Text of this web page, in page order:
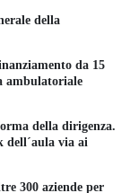
della
da 15
ambulatoriale
della dirigenza.
dell´aula via ai
300 aziende per